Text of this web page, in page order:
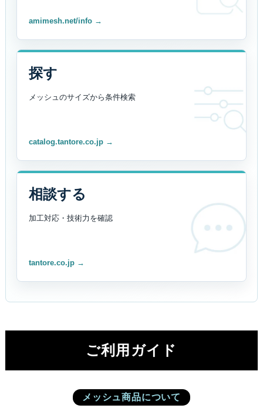
amimesh.net/info →
探す
メッシュのサイズから条件検索
catalog.tantore.co.jp →
相談する
加工対応・技術力を確認
tantore.co.jp →
ご利用ガイド
メッシュ商品について